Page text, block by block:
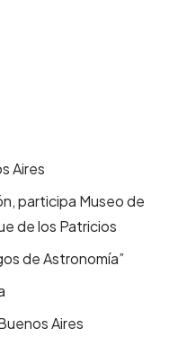
Aires
participa Museo de
de los Patricios
de Astronomía”
Aires